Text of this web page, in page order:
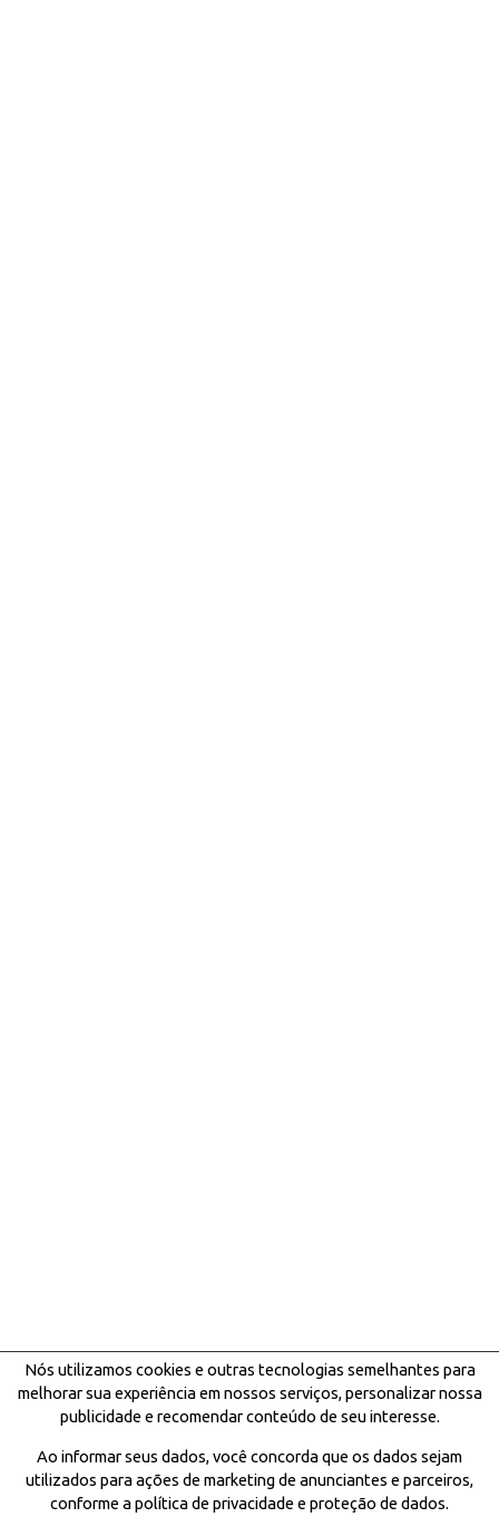
Nós utilizamos cookies e outras tecnologias semelhantes para
melhorar sua experiência em nossos serviços, personalizar nossa
publicidade e recomendar conteúdo de seu interesse.
Ao informar seus dados, você concorda que os dados sejam
utilizados para ações de marketing de anunciantes e parceiros,
conforme a política de privacidade e proteção de dados.